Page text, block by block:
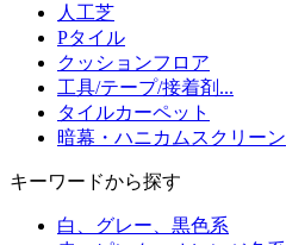
人工芝
Pタイル
クッションフロア
工具/テープ/接着剤...
タイルカーペット
暗幕・ハニカムスクリーン
キーワードから探す
白、グレー、黒色系